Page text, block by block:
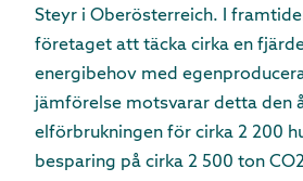
Steyr i Oberösterreich. I
företaget att täcka cirka en
energibehov med
jämförelse motsvarar detta den
elförbrukningen för cirka 2 200
besparing på cirka 2 500 ton